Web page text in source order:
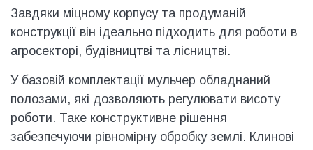
Завдяки міцному корпусу та продуманій
конструкції він ідеально підходить для роботи в
агросекторі, будівництві та лісництві.
У базовій комплектації мульчер обладнаний
полозами, які дозволяють регулювати висоту
роботи. Таке конструктивне рішення
забезпечуючи рівномірну обробку землі. Клинові